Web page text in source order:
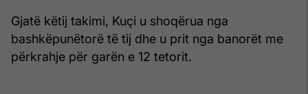
Gjatë këtij takimi, Kuçi u shoqërua nga
bashkëpunëtorë të tij dhe u prit nga banorët me
përkrahje për garën e 12 tetorit.